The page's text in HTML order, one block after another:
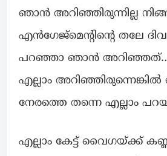
ഞാൻ അറിഞ്ഞിരുന്നില്ല
എൻഗേജ്മെന്റിന്റെ തലേ
പറഞ്ഞാ ഞാൻ
എല്ലാം
നേരത്തെ തന്നെ എല്ലാം
എല്ലാം കേട്ട് വൈഗയ്ക്ക്